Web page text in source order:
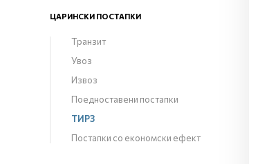
ЦАРИНСКИ ПОСТАПКИ
Транзит
Увоз
Извоз
Поедноставени постапки
ТИРЗ
Постапки со економски ефект